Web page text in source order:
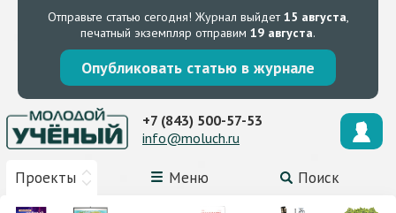
Отправьте статью сегодня! Журнал выйдет15 августа,
печатный экземпляр отправим 19 августа.
Опубликовать статью в журнале
Проекты Меню Поиск
+7 (843) 500-57-53
info@moluch.ru